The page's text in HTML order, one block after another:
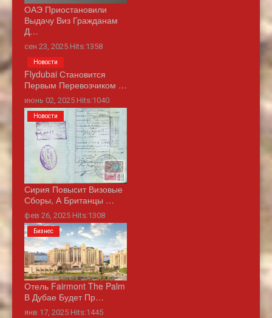
ОАЭ Приостановили
Выдачу Виз Гражданам
Д…
сен 23, 2025 Hits:1358
Flydubai Становится
Первым Перевозчиком …
июнь 02, 2025 Hits:1040
Новости
Сирия Повысит Визовые
Сборы, А Британцы …
фев 26, 2025 Hits:1308
Новости
Отель Fairmont The Palm
В Дубае Будет Пр…
янв 17, 2025 Hits:1445
Бизнес